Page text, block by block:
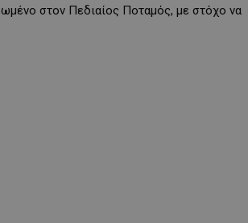
στον Πεδιαίος Ποταμός, με στόχο να